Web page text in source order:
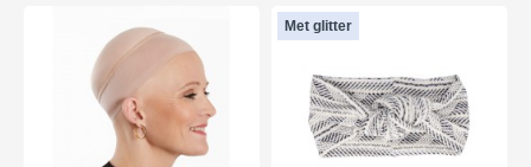
Met glitter